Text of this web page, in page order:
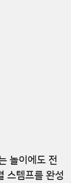
놀이에도 전
스템프를 완성